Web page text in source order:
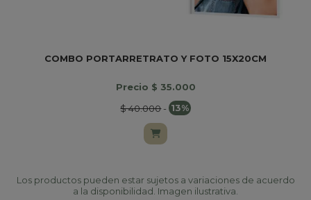
COMBO PORTARRETRATO Y FOTO 15X20CM
Precio $ 35.000
$ 40.000- 13%
Los productos pueden estar sujetos a variaciones de acuerdo
a la disponibilidad. Imagen ilustrativa.